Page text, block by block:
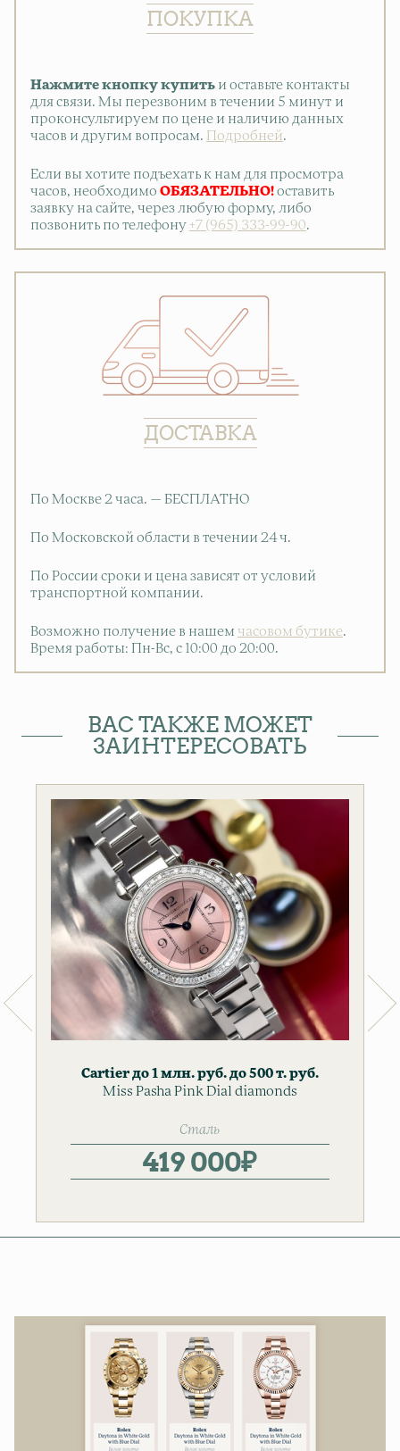
ПОКУПКА
Нажмите кнопку купить и оставьте контакты
для связи. Мы перезвоним в течении 5 минут и
проконсультируем по цене и наличию данных
часов и другим вопросам.
Подробней.
Если вы хотите подъехать к нам для просмотра
часов, необходимо ОБЯЗАТЕЛЬНО! оставить
заявку на сайте, через любую форму, либо
позвонить по телефону +7 (965) 333-99-90.
ДОСТАВКА
По Москве 2 часа. — БЕСПЛАТНО
По Московской области в течении 24 ч.
По России сроки и цена зависят от условий
транспортной компании.
Возможно получение в нашем часовом бутике.
Время работы: Пн-Вс, с 10:00 до 20:00.
ВАС ТАКЖЕ МОЖЕТ
ЗАИНТЕРЕСОВАТЬ
Cartier до 1 млн. руб. до 500 т. руб.
Женские часы
Miss Pasha Pink Dial diamonds
Сталь
419 000₽